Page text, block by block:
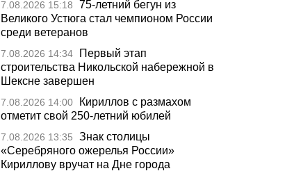
7.08.2026 15:18
75-летний бегун из
Великого Устюга стал чемпионом России
среди ветеранов
7.08.2026 14:34
Первый этап
строительства Никольской набережной в
Шексне завершен
7.08.2026 14:00
Кириллов с размахом
отметит свой 250-летний юбилей
7.08.2026 13:35
Знак столицы
«Серебряного ожерелья России»
Кириллову вручат на Дне города